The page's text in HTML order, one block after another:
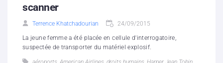
scanner
Terrence Khatchadourian 24/09/2015
La jeune femme a été placée en cellule d'interrogatoire,
suspectée de transporter du matériel explosif.